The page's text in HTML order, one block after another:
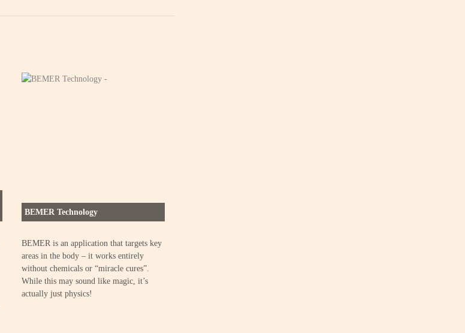
BEMER Technology
BEMER is an application that targets key
areas in the body – it works entirely
without chemicals or “miracle cures”.
While this may sound like magic, it’s
actually just physics!